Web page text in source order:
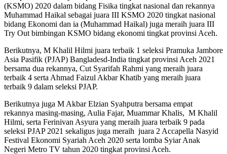
(KSMO) 2020 dalam bidang Fisika tingkat nasional dan rekannya
Muhammad Haikal sebagai juara III KSMO 2020 tingkat nasional
bidang Ekonomi dan ia (Muhammad Haikal) juga meraih juara III
Try Out bimbingan KSMO bidang ekonomi tingkat provinsi Aceh.
Berikutnya, M Khalil Hilmi juara terbaik 1 seleksi Pramuka Jambore
Asia Pasifik (PJAP) Bangladesd-India tingkat provinsi Aceh 2021
bersama dua rekannya, Cut Syarifah Rahmi yang meraih juara
terbaik 4 serta Ahmad Faizul Akbar Khatib yang meraih juara
terbaik 9 dalam seleksi PJAP.
Berikutnya juga M Akbar Elzian Syahputra bersama empat
rekannya masing-masing, Aulia Fajar, Muammar Khalis, M Khalil
Hilmi, serta Ferinivan Asyura yang meraih juara terbaik 9 pada
seleksi PJAP 2021 sekaligus juga meraih juara 2 Accapella Nasyid
Festival Ekonomi Syariah Aceh 2020 serta lomba Syiar Anak
Negeri Metro TV tahun 2020 tingkat provinsi Aceh.